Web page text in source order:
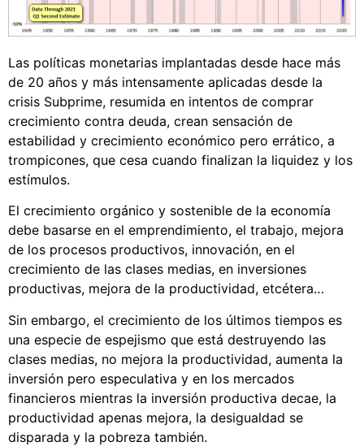
Las políticas monetarias implantadas desde hace más
de 20 años y más intensamente aplicadas desde la
crisis Subprime, resumida en intentos de comprar
crecimiento contra deuda, crean sensación de
estabilidad y crecimiento económico pero errático, a
trompicones, que cesa cuando finalizan la liquidez y los
estímulos.
El crecimiento orgánico y sostenible de la economía
debe basarse en el emprendimiento, el trabajo, mejora
de los procesos productivos, innovación, en el
crecimiento de las clases medias, en inversiones
productivas, mejora de la productividad, etcétera…
Sin embargo, el crecimiento de los últimos tiempos es
una especie de espejismo que está destruyendo las
clases medias, no mejora la productividad, aumenta la
inversión pero especulativa y en los mercados
financieros mientras la inversión productiva decae, la
productividad apenas mejora, la desigualdad se
disparada y la pobreza también.